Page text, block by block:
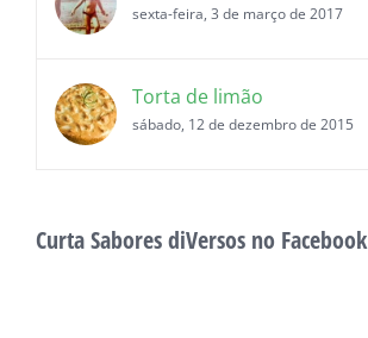
sexta-feira, 3 de março de 2017
Torta de limão
sábado, 12 de dezembro de 2015
Curta Sabores diVersos no Facebook